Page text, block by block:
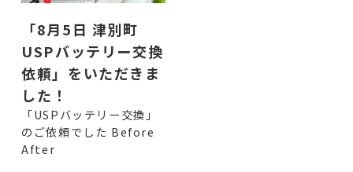
「8月5日 津別町
USPバッテリー交換
依頼」をいただきま
した！
「USPバッテリー交換」
のご依頼でした Before
After